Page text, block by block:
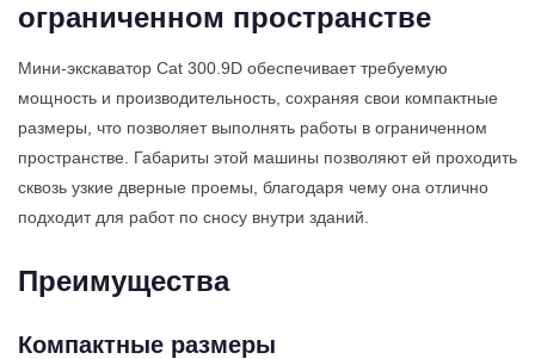
ограниченном пространстве
Мини-экскаватор Cat 300.9D обеспечивает требуемую
мощность и производительность, сохраняя свои компактные
размеры, что позволяет выполнять работы в ограниченном
пространстве. Габариты этой машины позволяют ей проходить
сквозь узкие дверные проемы, благодаря чему она отлично
подходит для работ по сносу внутри зданий.
Преимущества
Компактные размеры